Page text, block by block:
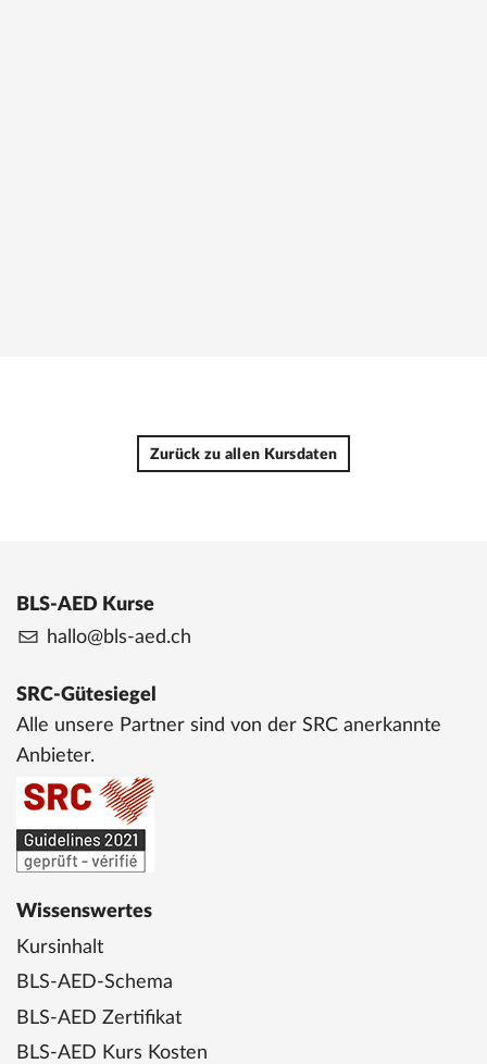
Zurück zu allen Kursdaten
BLS-AED Kurse
hallo@bls-aed.ch
SRC-Gütesiegel
Alle unsere Partner sind von der SRC anerkannte
Anbieter.
Wissenswertes
Kursinhalt
BLS-AED-Schema
BLS-AED Zertifikat
BLS-AED Kurs Kosten